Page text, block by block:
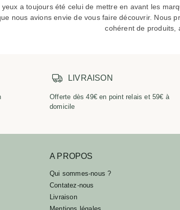
a toujours été celui de mettre en avant les
nous avions envie de vous faire découvrir. Nous
cohérent de produits,
LIVRAISON
Offerte dès 49€ en point relais et 59€ à
domicile
A PROPOS
Qui sommes-nous ?
Contatez-nous
Livraison